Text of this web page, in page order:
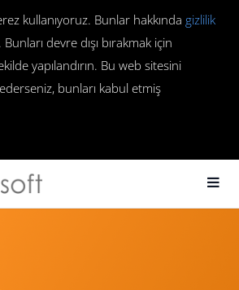
kullanıyoruz. Bunlar hakkında gizlilik
devre dışı bırakmak için
yapılandırın. Bu web sitesini
bunları kabul etmiş